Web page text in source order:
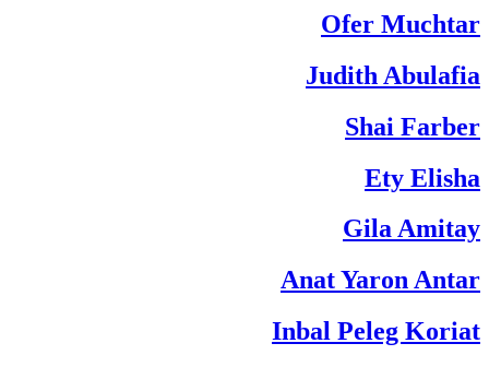
Ofer Muchtar
Judith Abulafia
Shai Farber
Ety Elisha
Gila Amitay
Anat Yaron Antar
Inbal Peleg Koriat